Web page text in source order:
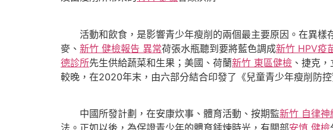
活動和飲食，是影響青少年瘦削的兩個最主要原因。在異樣
麥、 新竹 健檢報告 異常荷張水瓶聽到要將藍色調成新竹 HPV疫
德診所先生供給蔬菜和生果；美國、荷蘭新竹 東區健檢 、捷克
較晚，在2020年末，由六部分結合印發了《兒童青少年瘦削防控
中國所發計劃，在安康炊事、體育活動、按期監新竹 自律神